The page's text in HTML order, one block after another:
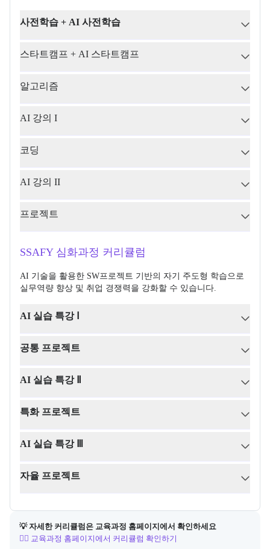
사전학습 + AI 사전학습
스타트캠프 + AI 스타트캠프
알고리즘
AI 강의 I
코딩
AI 강의 II
프로젝트
SSAFY 심화과정 커리큘럼
AI 기술을 활용한 SW프로젝트 기반의 자기 주도형 학습으로
실무역량 향상 및 취업 경쟁력을 강화할 수 있습니다.
AI 실습 특강 Ⅰ
공통 프로젝트
AI 실습 특강 Ⅱ
특화 프로젝트
AI 실습 특강 Ⅲ
자율 프로젝트
💡 자세한 커리큘럼은 교육과정 홈페이지에서 확인하세요
👉🏻 교육과정 홈페이지에서 커리큘럼 확인하기